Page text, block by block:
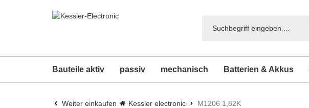
Bauteile aktiv passiv mechanisch Batterien & Akkus
Weiter einkaufen Kessler electronic M1206 1,82K